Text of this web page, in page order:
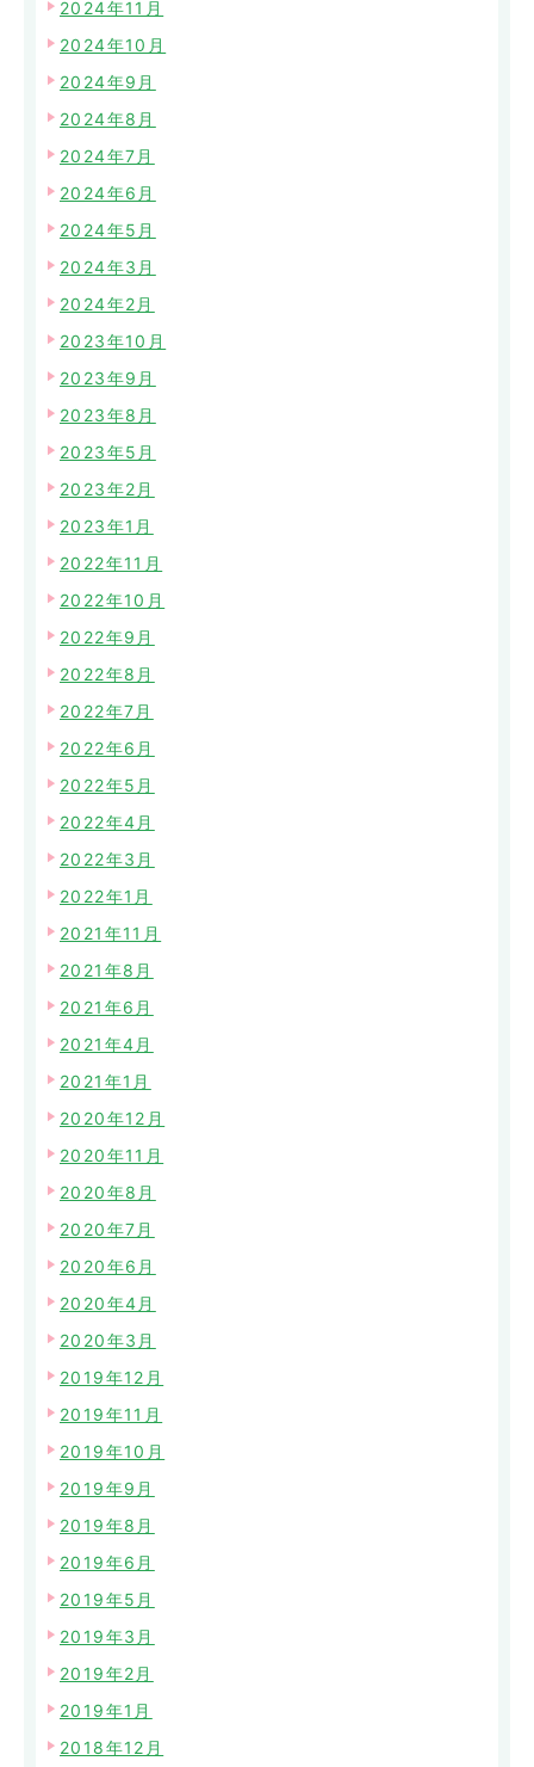
2024年11月
2024年10月
2024年9月
2024年8月
2024年7月
2024年6月
2024年5月
2024年3月
2024年2月
2023年10月
2023年9月
2023年8月
2023年5月
2023年2月
2023年1月
2022年11月
2022年10月
2022年9月
2022年8月
2022年7月
2022年6月
2022年5月
2022年4月
2022年3月
2022年1月
2021年11月
2021年8月
2021年6月
2021年4月
2021年1月
2020年12月
2020年11月
2020年8月
2020年7月
2020年6月
2020年4月
2020年3月
2019年12月
2019年11月
2019年10月
2019年9月
2019年8月
2019年6月
2019年5月
2019年3月
2019年2月
2019年1月
2018年12月